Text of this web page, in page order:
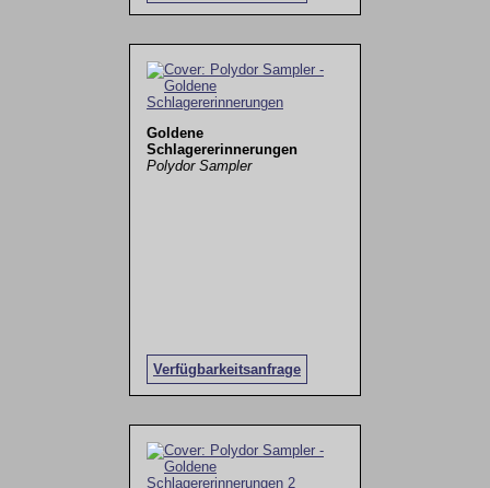
Goldene
Schlagererinnerungen
Polydor Sampler
Verfügbarkeitsanfrage